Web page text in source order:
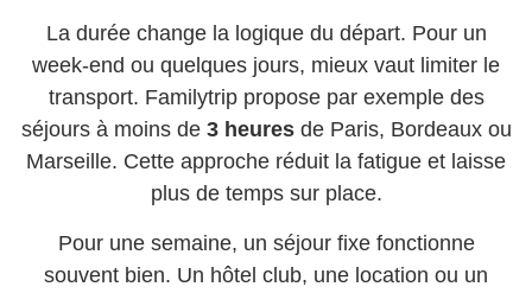
La durée change la logique du départ. Pour un
week-end ou quelques jours, mieux vaut limiter le
transport. Familytrip propose par exemple des
séjours à moins de 3 heuresde Paris, Bordeaux ou
Marseille. Cette approche réduit la fatigue et laisse
plus de temps sur place.
Pour une semaine, un séjour fixe fonctionne
souvent bien. Un hôtel club, une location ou un